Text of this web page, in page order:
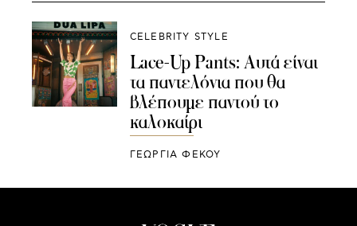
CELEBRITY STYLE
Lace-Up Pants: Αυτά είναι
τα παντελόνια που θα
βλέπουμε παντού το
καλοκαίρι
ΓΕΩΡΓΙΑ ΦΕΚΟΥ